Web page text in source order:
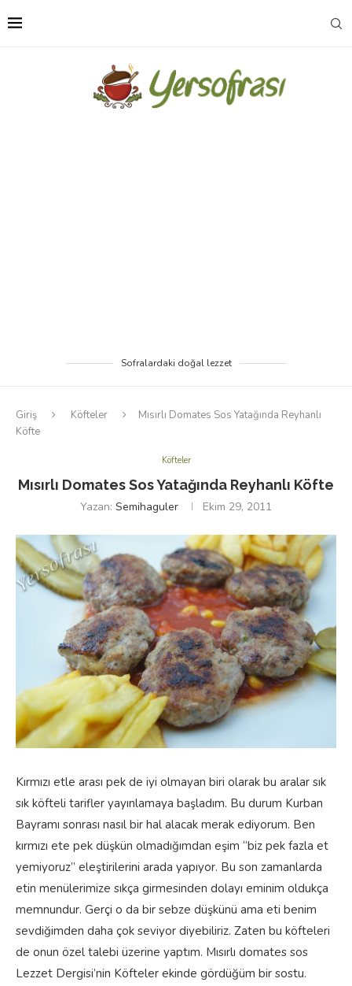
Sofralardaki doğal lezzet
Giriş Köfteler
Mısırlı Domates Sos Yatağında Reyhanlı
Köfte
Köfteler
Mısırlı Domates Sos Yatağında Reyhanlı Köfte
Yazan: Semihaguler Ekim 29, 2011
Kırmızı etle arası pek de iyi olmayan biri olarak bu aralar sık
sık köfteli tarifler yayınlamaya başladım. Bu durum Kurban
Bayramı sonrası nasıl bir hal alacak merak ediyorum. Ben
kırmızı ete pek düşkün olmadığımdan eşim “biz pek fazla et
yemiyoruz” eleştirilerini arada yapıyor. Bu son zamanlarda
etin menülerimize sıkça girmesinden dolayı eminim oldukça
memnundur. Gerçi o da bir sebze düşkünü ama eti benim
sevdiğimden daha çok seviyor diyebiliriz. Zaten bu köfteleri
de onun özel talebi üzerine yaptım. Mısırlı domates sos
Lezzet Dergisi’nin Köfteler ekinde gördüğüm bir sostu.